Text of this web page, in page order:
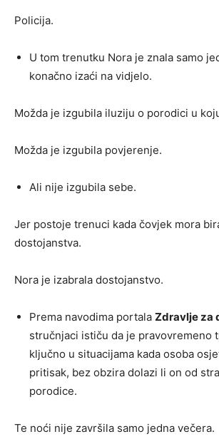
Policija.
U tom trenutku Nora je znala samo
konačno izaći na vidjelo.
Možda je izgubila iluziju o porodici u
Možda je izgubila povjerenje.
Ali nije izgubila sebe.
Jer postoje trenuci kada čovjek mora
dostojanstva.
Nora je izabrala dostojanstvo.
Prema navodima portala Zdravlje za
stručnjaci ističu da je pravovremeno
ključno u situacijama kada osoba
pritisak, bez obzira dolazi li on od
porodice.
Te noći nije završila samo jedna večera.